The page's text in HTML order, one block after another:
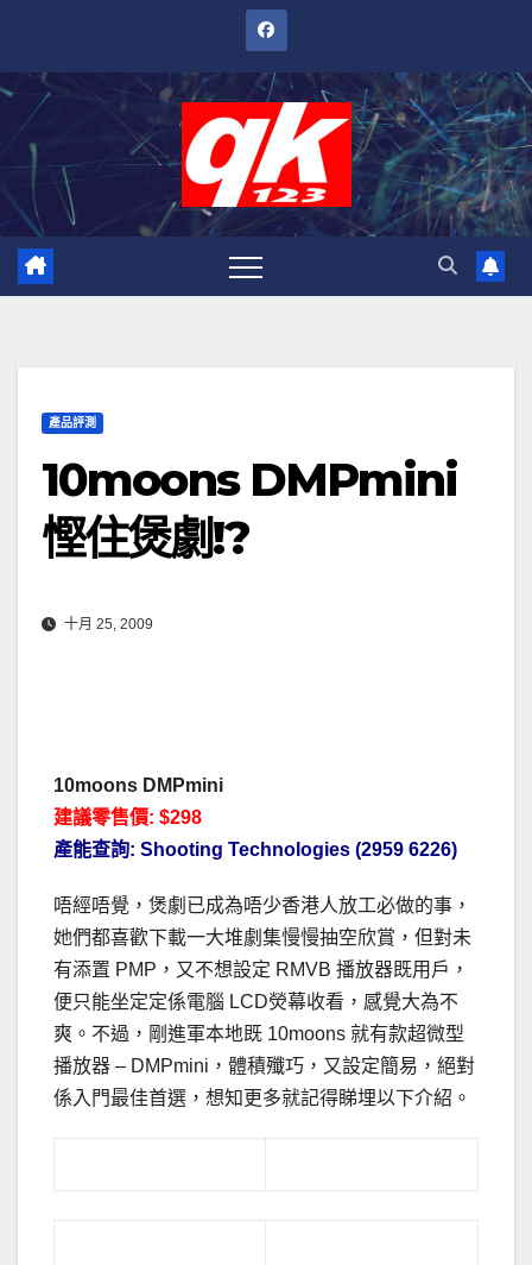
內
產品評測
10moons DMPmini
慳住煲劇!?
十月 25, 2009
10moons DMPmini
建議零售價: $298
產能查詢: Shooting Technologies (2959 6226)
唔經唔覺，煲劇已成為唔少香港人放工必做的事，
她們都喜歡下載一大堆劇集慢慢抽空欣賞，但對未
有添置 PMP，又不想設定 RMVB 播放器既用戶，
便只能坐定定係電腦 LCD熒幕收看，感覺大為不
爽。不過，剛進軍本地既 10moons 就有款超微型
播放器 – DMPmini，體積殲巧，又設定簡易，絕對
係入門最佳首選，想知更多就記得睇埋以下介紹。